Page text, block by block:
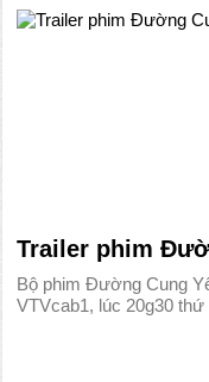
Trailer phim
Bộ phim Đường Cung
VTVcab1, lúc 20g30